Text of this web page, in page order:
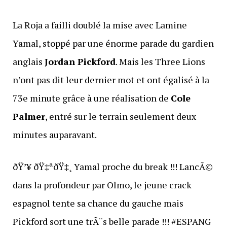
La Roja a failli doublé la mise avec Lamine
Yamal, stoppé par une énorme parade du gardien
anglais Jordan Pickford. Mais les Three Lions
n’ont pas dit leur dernier mot et ont égalisé à la
73e minute grâce à une réalisation de Cole
Palmer, entré sur le terrain seulement deux
minutes auparavant.
ðŸ’¥ ðŸ‡ªðŸ‡¸ Yamal proche du break !!! LancÃ©
dans la profondeur par Olmo, le jeune crack
espagnol tente sa chance du gauche mais
Pickford sort une trÃ¨s belle parade !!! #ESPANG